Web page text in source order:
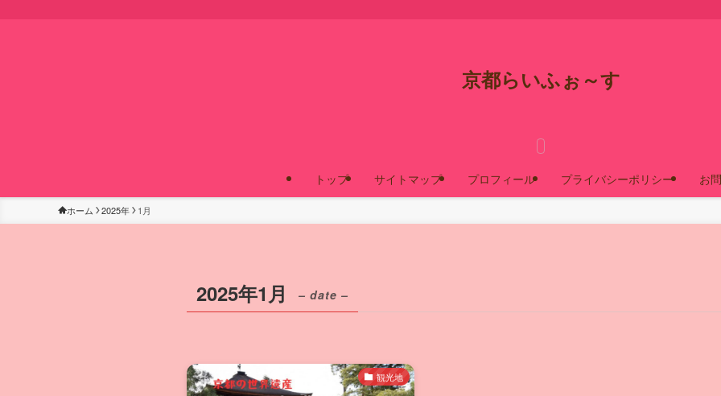
京都らいふぉ～す
トップ サイトマップ プロフィール プライバシーポリシー お
ホーム 2025年 1月
2025年1月 – date –
観光地